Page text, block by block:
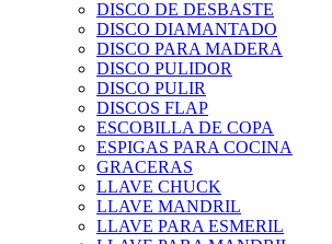
DISCO DE DESBASTE
DISCO DIAMANTADO
DISCO PARA MADERA
DISCO PULIDOR
DISCO PULIR
DISCOS FLAP
ESCOBILLA DE COPA
ESPIGAS PARA COCINA
GRACERAS
LLAVE CHUCK
LLAVE MANDRIL
LLAVE PARA ESMERIL